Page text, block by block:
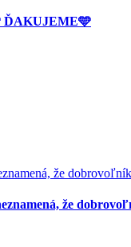
ĎAKUJEME🩵
že dobrovoľník
že